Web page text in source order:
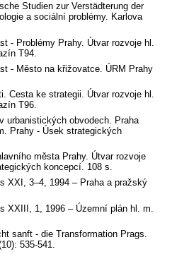
Studien zur Verstädterung der
a sociální problémy. Karlova
- Problémy Prahy. Útvar rozvoje hl.
T94.
- Město na křižovatce. ÚRM Prahy
Cesta ke strategii. Útvar rozvoje hl.
T96.
urbanistických obvodech. Praha
Prahy - Úsek strategických
města Prahy. Útvar rozvoje
koncepcí. 108 s.
XXI, 3–4, 1994 – Praha a pražský
XXIII, 1, 1996 – Územní plán hl. m.
sanft - die Transformation Prags.
535-541.